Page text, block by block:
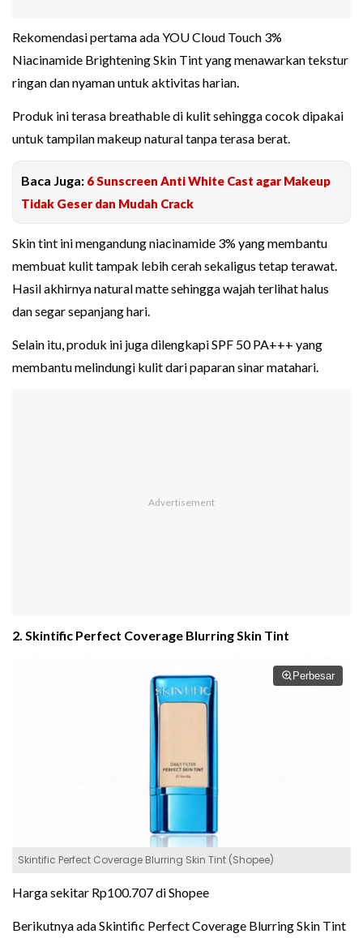
Rekomendasi pertama ada YOU Cloud Touch 3%
Niacinamide Brightening Skin Tint yang menawarkan tekstur
ringan dan nyaman untuk aktivitas harian.
Produk ini terasa breathable di kulit sehingga cocok dipakai
untuk tampilan makeup natural tanpa terasa berat.
Baca Juga: 6 Sunscreen Anti White Cast agar Makeup
Tidak Geser dan Mudah Crack
Skin tint ini mengandung niacinamide 3% yang membantu
membuat kulit tampak lebih cerah sekaligus tetap terawat.
Hasil akhirnya natural matte sehingga wajah terlihat halus
dan segar sepanjang hari.
Selain itu, produk ini juga dilengkapi SPF 50 PA+++ yang
membantu melindungi kulit dari paparan sinar matahari.
2. Skintific Perfect Coverage Blurring Skin Tint
Perbesar
Skintific Perfect Coverage Blurring Skin Tint (Shopee)
Harga sekitar Rp100.707 di Shopee
Berikutnya ada Skintific Perfect Coverage Blurring Skin Tint